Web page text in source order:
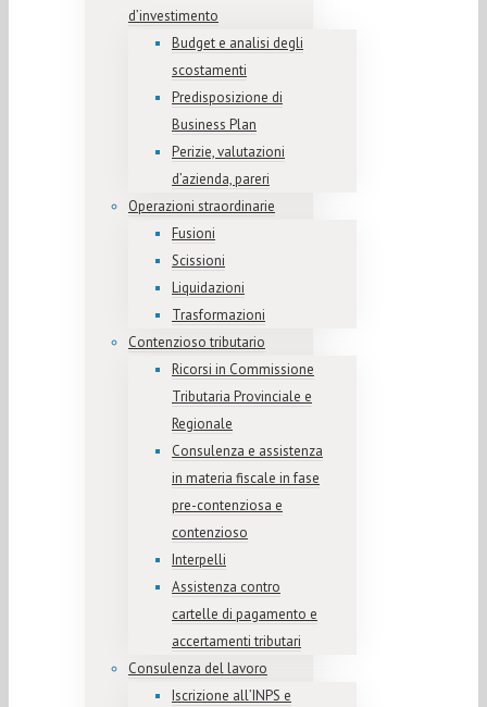
d’investimento
Budget e analisi degli
scostamenti
Predisposizione di
Business Plan
Perizie, valutazioni
d’azienda, pareri
Operazioni straordinarie
Fusioni
Scissioni
Liquidazioni
Trasformazioni
Contenzioso tributario
Ricorsi in Commissione
Tributaria Provinciale e
Regionale
Consulenza e assistenza
in materia fiscale in fase
pre-contenziosa e
contenzioso
Interpelli
Assistenza contro
cartelle di pagamento e
accertamenti tributari
Consulenza del lavoro
Iscrizione all’INPS e